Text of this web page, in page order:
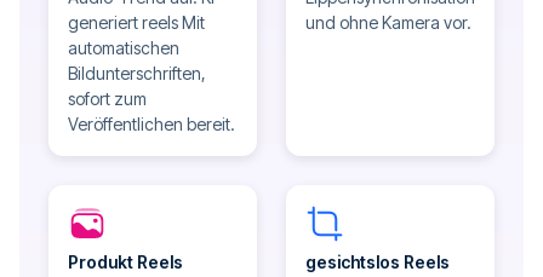
generiert reels Mit
automatischen
Bildunterschriften,
sofort zum
Veröffentlichen bereit.
und ohne Kamera vor.
Produkt Reels
gesichtslos Reels